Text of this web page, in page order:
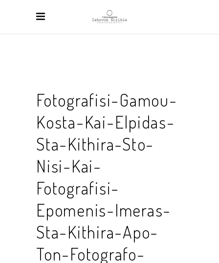
Fotografisi-Gamou-
Kosta-Kai-Elpidas-
Sta-Kithira-Sto-
Nisi-Kai-
Fotografisi-
Epomenis-Imeras-
Sta-Kithira-Apo-
Ton-Fotografo-